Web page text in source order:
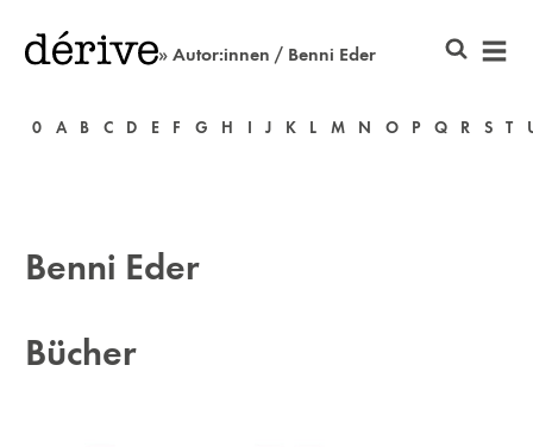
» Autor:innen / Benni Eder
0 A B C D E F G H I J K L M N O P Q R S T
Benni Eder
Bücher